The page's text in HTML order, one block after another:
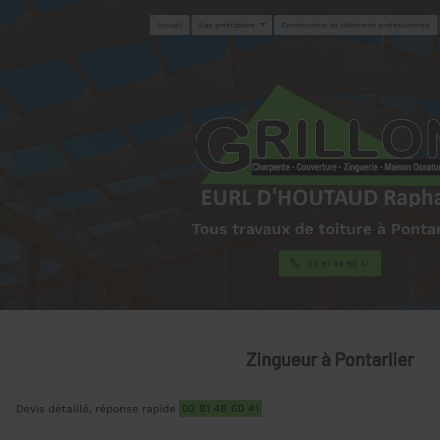
Tous travaux de toiture à
03 81 46 60 41
Accueil Nos prestations Constructeur de bâtiments professionnels
Zingueur à Pontarlier
Devis détaillé, réponse rapide 03 81 46 60 41